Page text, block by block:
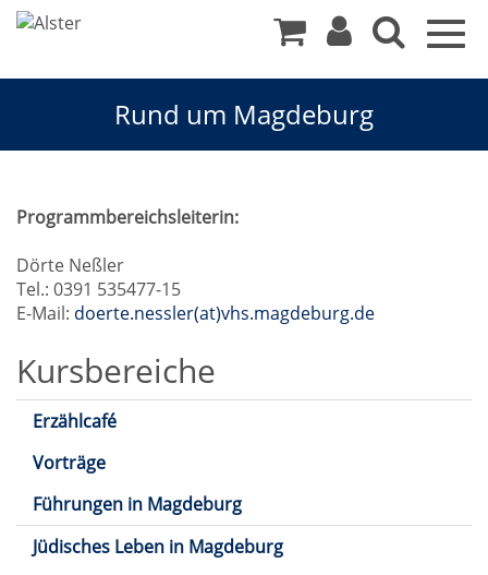
Rund um Magdeburg
Rund
um
Magdeburg
Programmbereichsleiterin:
Dörte Neßler
Tel.: 0391 535477-15
E-Mail: doerte.nessler(at)vhs.magdeburg.de
Kursbereiche
Erzählcafé
Vorträge
Führungen in Magdeburg
Jüdisches Leben in Magdeburg